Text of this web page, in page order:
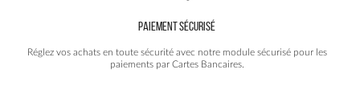
PAIEMENT SÉCURISÉ
Réglez vos achats en toute sécurité avec notre module sécurisé pour les
paiements par Cartes Bancaires.